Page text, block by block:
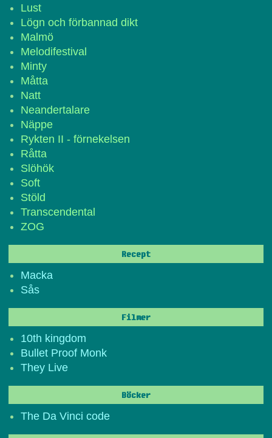
Lust
Lögn och förbannad dikt
Malmö
Melodifestival
Minty
Måtta
Natt
Neandertalare
Näppe
Rykten II - förnekelsen
Råtta
Slöhök
Soft
Stöld
Transcendental
ZOG
Recept
Macka
Sås
Filmer
10th kingdom
Bullet Proof Monk
They Live
Böcker
The Da Vinci code